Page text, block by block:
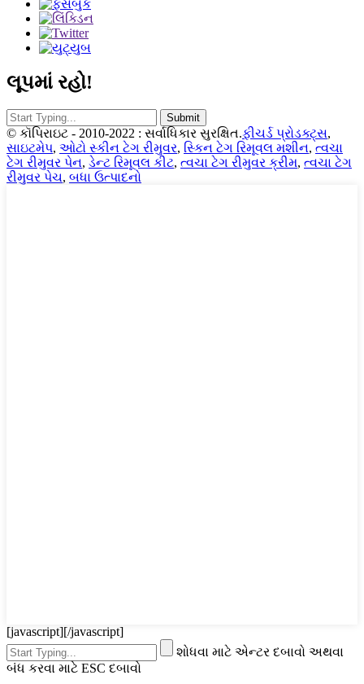
લૂપમાં રહો!
© કૉપિરાઇટ - 2010-2022 : સર્વાધિકાર સુરક્ષિત.ફીચર્ડ પ્રોડક્ટ્સ,
સાઇટમેપ, ઓટો સ્કીન ટેગ રીમુવર, સ્કિન ટેગ રિમૂવલ મશીન, ત્વચા
ટેગ રીમુવર પેન, ડેન્ટ રિમૂવલ કીટ, ત્વચા ટેગ રીમુવર ક્રીમ, ત્વચા ટેગ
રીમુવર પેચ, બધા ઉત્પાદનો
[javascript] [/javascript]
શોધવા માટે એન્ટર દબાવો અથવા
બંધ કરવા માટે ESC દબાવો